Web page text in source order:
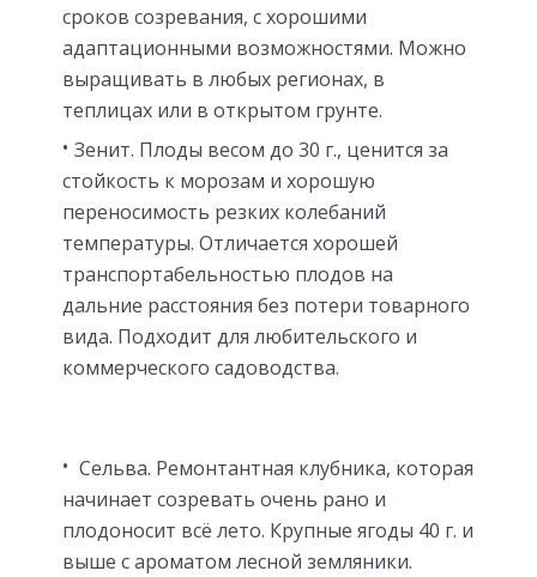
сроков созревания, с хорошими
адаптационными возможностями. Можно
выращивать в любых регионах, в
теплицах или в открытом грунте.
Зенит. Плоды весом до 30 г., ценится за
стойкость к морозам и хорошую
переносимость резких колебаний
температуры. Отличается хорошей
транспортабельностью плодов на
дальние расстояния без потери товарного
вида. Подходит для любительского и
коммерческого садоводства.
Сельва. Ремонтантная клубника, которая
начинает созревать очень рано и
плодоносит всё лето. Крупные ягоды 40 г. и
выше с ароматом лесной земляники.